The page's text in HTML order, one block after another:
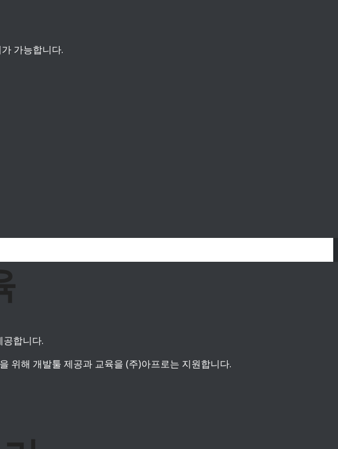
가능합니다.
합니다.
위해 개발툴 제공과 교육을 (주)아프로는 지원합니다.